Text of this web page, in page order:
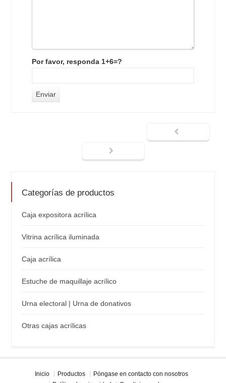
Por favor, responda 1+6=?
Categorías de productos
Caja expositora acrílica
Vitrina acrílica iluminada
Caja acrílica
Estuche de maquillaje acrílico
Urna electoral | Urna de donativos
Otras cajas acrílicas
Inicio Productos
Póngase en contacto con nosotros